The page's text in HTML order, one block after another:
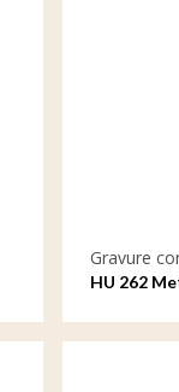
Gravure
HU 262